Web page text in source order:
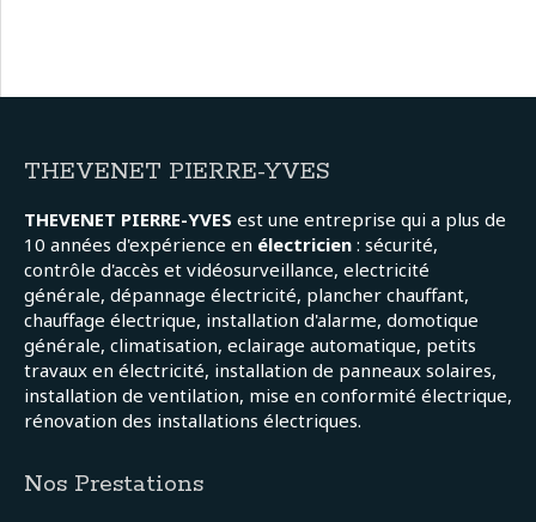
THEVENET PIERRE-YVES
THEVENET PIERRE-YVES est une entreprise qui a plus de
10 années d'expérience en électricien : sécurité,
contrôle d'accès et vidéosurveillance, electricité
générale, dépannage électricité, plancher chauffant,
chauffage électrique, installation d'alarme, domotique
générale, climatisation, eclairage automatique, petits
travaux en électricité, installation de panneaux solaires,
installation de ventilation, mise en conformité électrique,
rénovation des installations électriques.
Nos Prestations